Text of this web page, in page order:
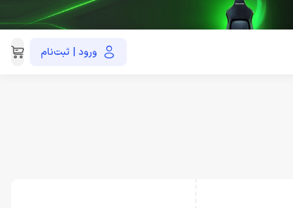
ورود | ثبت‌نام021-91035390